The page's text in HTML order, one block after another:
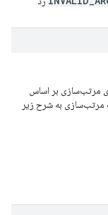
مرتب‌سازی بر اساس
مرتب‌سازی به شرح زیر